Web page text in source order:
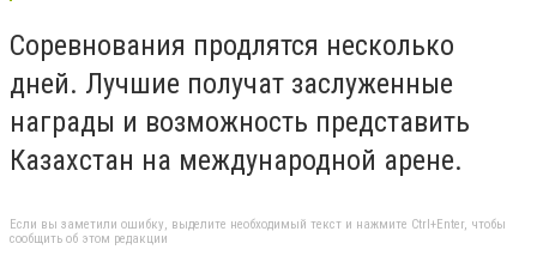
Соревнования продлятся несколько
дней. Лучшие получат заслуженные
награды и возможность представить
Казахстан на международной арене.
Если вы заметили ошибку, выделите необходимый текст и нажмите Ctrl+Enter, чтобы
сообщить об этом редакции